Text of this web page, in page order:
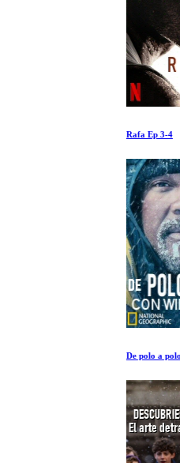
De polo a polo con Will Smith Ep 5-7